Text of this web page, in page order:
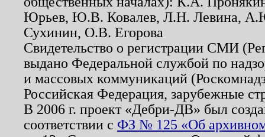
Юрьев, Ю.В. Ковалев, Л.Н. Левина,
Сухинин, О.В. Егорова
Свидетельство о регистрации СМИ
выдано Федеральной службой по
и массовых коммуникаций
Российская Федерация, зарубежные
В 2006 г. проект «Дебри-ДВ» был
соответствии с ФЗ № 125 «Об